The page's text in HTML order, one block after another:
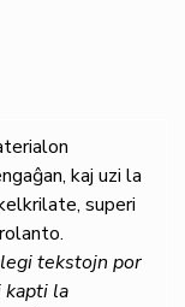
kaj uzi la
superi
tekstojn por
kapti la